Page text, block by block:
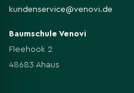
kundenservice@venovi.de
Baumschule Venovi
Fleehook 2
48683 Ahaus